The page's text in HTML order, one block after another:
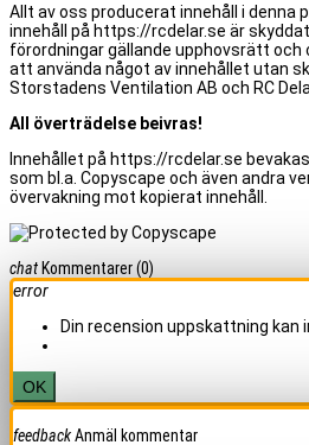
Allt av oss producerat innehåll i denna
innehåll på https://rcdelar.se är
förordningar gällande upphovsrätt och
att använda något av innehållet utan
Storstadens Ventilation AB och RC
All överträdelse beivras!
Innehållet på https://rcdelar.se
som bl.a. Copyscape och även andra
övervakning mot kopierat innehåll.
chat Kommentarer(0)
error
Din recension uppskattning kan
OK
feedbackAnmäl kommentar